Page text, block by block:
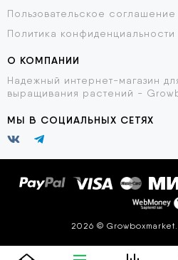
Пользовательское соглашение
Политика конфиденциальности
О КОМПАНИИ
Надежный интернет-магазин
выращивания растений -
МЫ В СОЦИАЛЬНЫХ СЕТЯХ
2026 ©